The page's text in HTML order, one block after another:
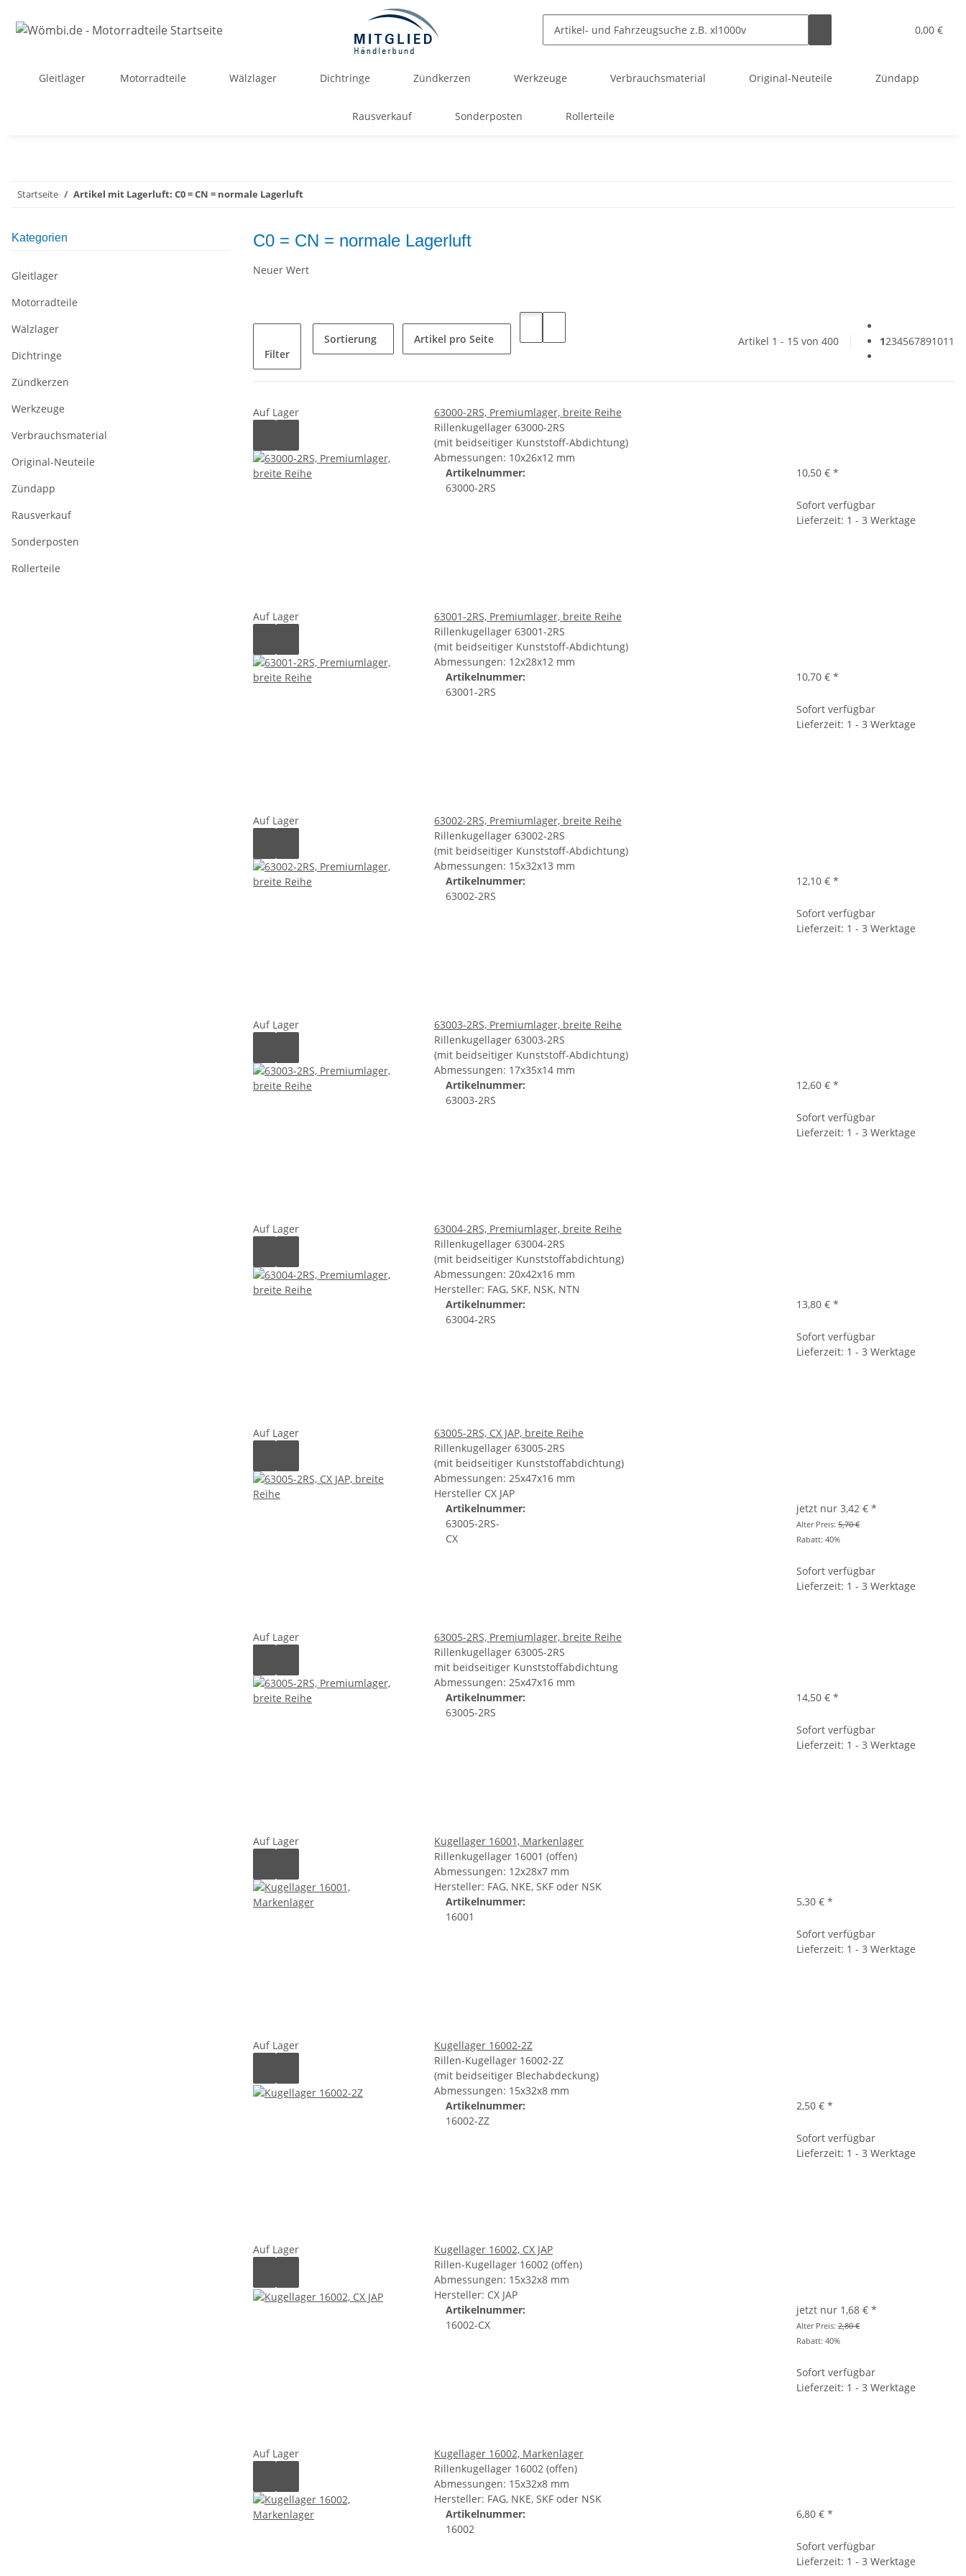
0,00 €
Gleitlager Motorradteile Wälzlager Dichtringe Zündkerzen Werkzeuge Verbrauchsmaterial Original-Neuteile Zündapp
Rausverkauf Sonderposten Rollerteile
Startseite Artikel mit Lagerluft: C0 = CN = normale Lagerluft
C0 = CN = normale Lagerluft
Neuer Wert
Filter
Sortierung Artikel pro Seite Artikel 1 - 15 von 400 1234567891011
Auf Lager
63000-2RS, Premiumlager, breite Reihe
Rillenkugellager 63000-2RS
(mit beidseitiger Kunststoff-Abdichtung)
Abmessungen: 10x26x12 mm
Artikelnummer:
63000-2RS
10,50 € *
Sofort verfügbar
Lieferzeit: 1 - 3 Werktage
Auf Lager
63001-2RS, Premiumlager, breite Reihe
Rillenkugellager 63001-2RS
(mit beidseitiger Kunststoff-Abdichtung)
Abmessungen: 12x28x12 mm
Artikelnummer:
63001-2RS
10,70 € *
Sofort verfügbar
Lieferzeit: 1 - 3 Werktage
Auf Lager
63002-2RS, Premiumlager, breite Reihe
Rillenkugellager 63002-2RS
(mit beidseitiger Kunststoff-Abdichtung)
Abmessungen: 15x32x13 mm
Artikelnummer:
63002-2RS
12,10 € *
Sofort verfügbar
Lieferzeit: 1 - 3 Werktage
Auf Lager
63003-2RS, Premiumlager, breite Reihe
Rillenkugellager 63003-2RS
(mit beidseitiger Kunststoff-Abdichtung)
Abmessungen: 17x35x14 mm
Artikelnummer:
63003-2RS
12,60 € *
Sofort verfügbar
Lieferzeit: 1 - 3 Werktage
Auf Lager
63004-2RS, Premiumlager, breite Reihe
Rillenkugellager 63004-2RS
(mit beidseitiger Kunststoffabdichtung)
Abmessungen: 20x42x16 mm
Hersteller: FAG, SKF, NSK, NTN
Artikelnummer:
63004-2RS
13,80 € *
Sofort verfügbar
Lieferzeit: 1 - 3 Werktage
Auf Lager
63005-2RS, CX JAP, breite Reihe
Rillenkugellager 63005-2RS
(mit beidseitiger Kunststoffabdichtung)
Abmessungen: 25x47x16 mm
Hersteller CX JAP
Artikelnummer:
63005-2RS-
CX
jetzt nur 3,42 € *
Alter Preis: 5,70 €
Rabatt: 40%
Sofort verfügbar
Lieferzeit: 1 - 3 Werktage
Auf Lager
63005-2RS, Premiumlager, breite Reihe
Rillenkugellager 63005-2RS
mit beidseitiger Kunststoffabdichtung
Abmessungen: 25x47x16 mm
Artikelnummer:
63005-2RS
14,50 € *
Sofort verfügbar
Lieferzeit: 1 - 3 Werktage
Auf Lager
Kugellager 16001, Markenlager
Rillenkugellager 16001 (offen)
Abmessungen: 12x28x7 mm
Hersteller: FAG, NKE, SKF oder NSK
Artikelnummer:
16001
5,30 € *
Sofort verfügbar
Lieferzeit: 1 - 3 Werktage
Auf Lager
Kugellager 16002-2Z
Rillen-Kugellager 16002-2Z
(mit beidseitiger Blechabdeckung)
Abmessungen: 15x32x8 mm
Artikelnummer:
16002-ZZ
2,50 € *
Sofort verfügbar
Lieferzeit: 1 - 3 Werktage
Auf Lager
Kugellager 16002, CX JAP
Rillen-Kugellager 16002 (offen)
Abmessungen: 15x32x8 mm
Hersteller: CX JAP
Artikelnummer:
16002-CX
jetzt nur 1,68 € *
Alter Preis: 2,80 €
Rabatt: 40%
Sofort verfügbar
Lieferzeit: 1 - 3 Werktage
Auf Lager
Kugellager 16002, Markenlager
Rillenkugellager 16002 (offen)
Abmessungen: 15x32x8 mm
Hersteller: FAG, NKE, SKF oder NSK
Artikelnummer:
16002
6,80 € *
Sofort verfügbar
Lieferzeit: 1 - 3 Werktage
Kategorien
Gleitlager
Motorradteile
Wälzlager
Dichtringe
Zündkerzen
Werkzeuge
Verbrauchsmaterial
Original-Neuteile
Zündapp
Rausverkauf
Sonderposten
Rollerteile